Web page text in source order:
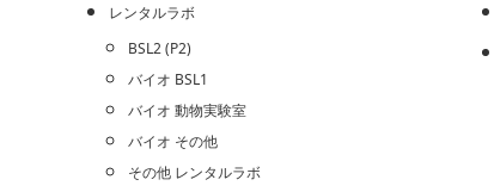
レンタルラボ
BSL2 (P2)
バイオ BSL1
バイオ 動物実験室
バイオ その他
その他 レンタルラボ